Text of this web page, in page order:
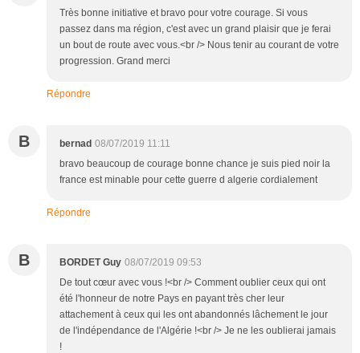
Très bonne initiative et bravo pour votre courage. Si vous
passez dans ma région, c'est avec un grand plaisir que je ferai
un bout de route avec vous.<br /> Nous tenir au courant de votre
progression. Grand merci
Répondre
B bernad 08/07/2019 11:11
bravo beaucoup de courage bonne chance je suis pied noir la
france est minable pour cette guerre d algerie cordialement
Répondre
B BORDET Guy 08/07/2019 09:53
De tout cœur avec vous !<br /> Comment oublier ceux qui ont
été l'honneur de notre Pays en payant très cher leur
attachement à ceux qui les ont abandonnés lâchement le jour
de l'indépendance de l'Algérie !<br /> Je ne les oublierai jamais
!